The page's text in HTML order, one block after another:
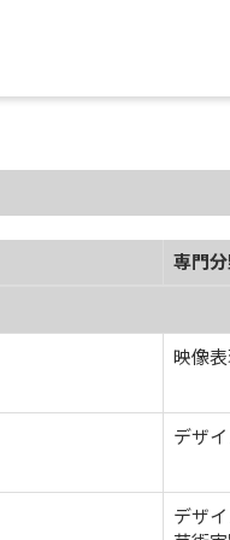
専門
映像
デザ
デザ